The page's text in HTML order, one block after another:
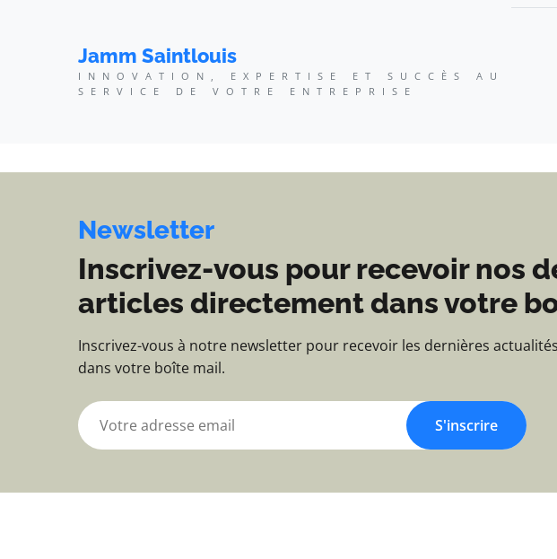
Jamm Saintlouis - Innovation,
Jamm Saintlouis
INNOVATION, EXPERTISE ET SUCCÈS AU
SERVICE DE VOTRE ENTREPRISE
Newsletter
Inscrivez-vous pour recevoir nos
articles directement dans votre
Inscrivez-vous à notre newsletter pour recevoir les dernières
dans votre boîte mail.
S'inscrire